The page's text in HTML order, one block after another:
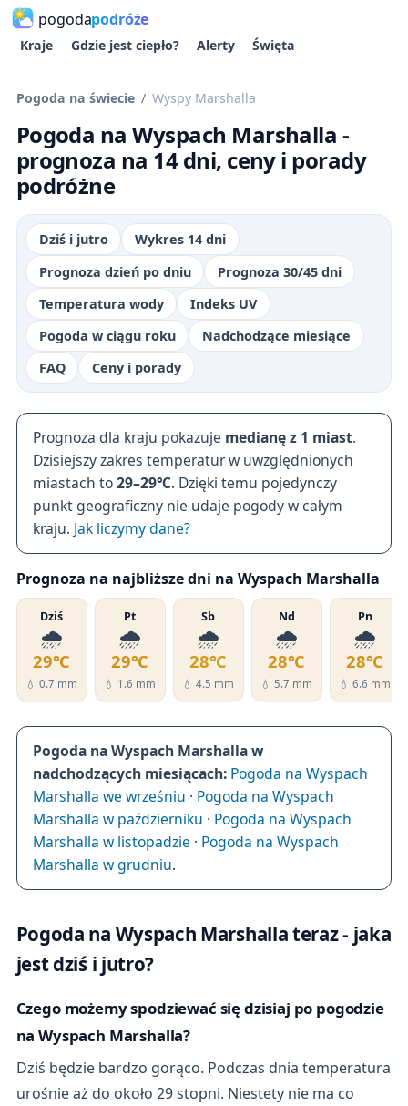
pogodapodróże
Kraje Gdzie jest ciepło? Alerty Święta
Pogoda na świecie Wyspy Marshalla
Pogoda na Wyspach Marshalla -
prognoza na 14 dni, ceny i porady
podróżne
Dziś i jutro
Wykres 14 dni
Prognoza dzień po dniu
Prognoza 30/45 dni
Temperatura wody
Indeks UV
Pogoda w ciągu roku
Nadchodzące miesiące
FAQ
Ceny i porady
Prognoza dla kraju pokazuje medianę z 1 miast.
Dzisiejszy zakres temperatur w uwzględnionych
miastach to29–29℃. Dzięki temu pojedynczy
punkt geograficzny nie udaje pogody w całym
kraju. Jak liczymy dane?
Prognoza na najbliższe dni na Wyspach Marshalla
Dziś
🌧️
29℃
💧 0.7 mm
Pt
🌧️
29℃
💧 1.6 mm
Sb
🌧️
28℃
💧 4.5 mm
Nd
🌧️
28℃
💧 5.7 mm
Pn
🌧️
28℃
💧 6.6 mm
Pogoda na Wyspach Marshalla w
nadchodzących miesiącach: Pogoda na Wyspach
Marshalla we wrześniu · Pogoda na Wyspach
Marshalla w październiku · Pogoda na Wyspach
Marshalla w listopadzie · Pogoda na Wyspach
Marshalla w grudniu.
Pogoda na Wyspach Marshalla teraz - jaka
jest dziś i jutro?
Czego możemy spodziewać się dzisiaj po pogodzie
na Wyspach Marshalla?
Dziś będzie bardzo gorąco. Podczas dnia temperatura
urośnie aż do około 29 stopni. Niestety nie ma co